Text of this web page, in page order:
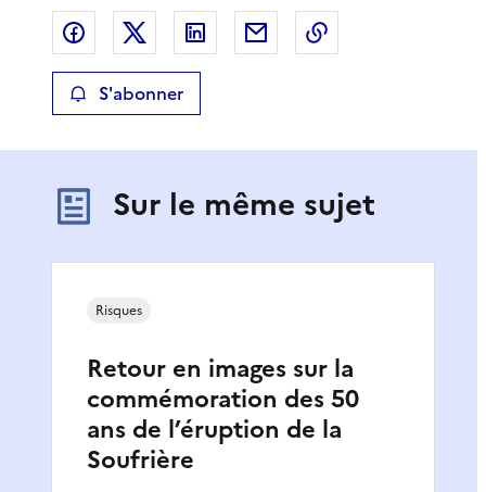
Partager sur Facebook
Partager sur XPartager sur LinkedIn
Partager par email
S'abonner
Sur le même sujet
Retour en images sur la
commémoration des 50
ans de l’éruption de la
Soufrière
Risques